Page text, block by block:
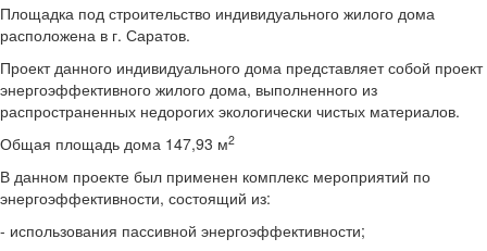
Площадка под строительство индивидуального жилого дома
расположена в г. Саратов.
Проект данного индивидуального дома представляет собой проект
энергоэффективного жилого дома, выполненного из
распространенных недорогих экологически чистых материалов.
Общая площадь дома 147,93 м2
В данном проекте был применен комплекс мероприятий по
энергоэффективности, состоящий из:
- использования пассивной энергоэффективности;